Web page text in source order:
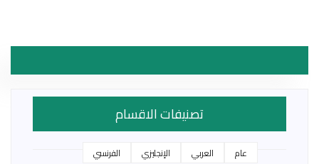
تصنيفات الاقسام
عام العربي الإنجليزي
الفرنسي